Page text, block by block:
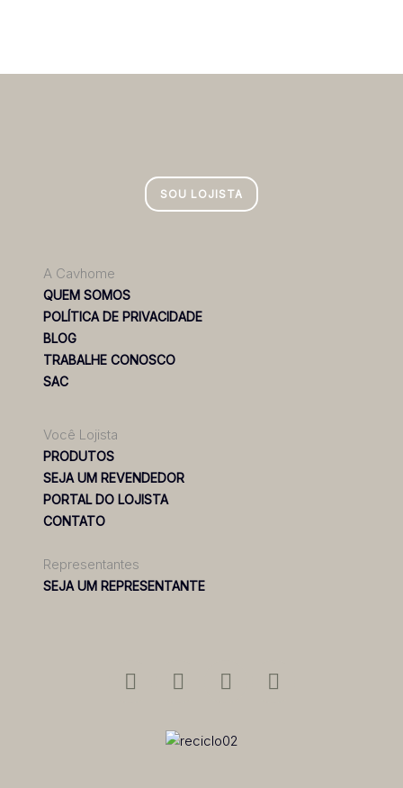
SOU LOJISTA
A Cavhome
QUEM SOMOS
POLÍTICA DE PRIVACIDADE
BLOG
TRABALHE CONOSCO
SAC
Você Lojista
PRODUTOS
SEJA UM REVENDEDOR
PORTAL DO LOJISTA
CONTATO
Representantes
SEJA UM REPRESENTANTE